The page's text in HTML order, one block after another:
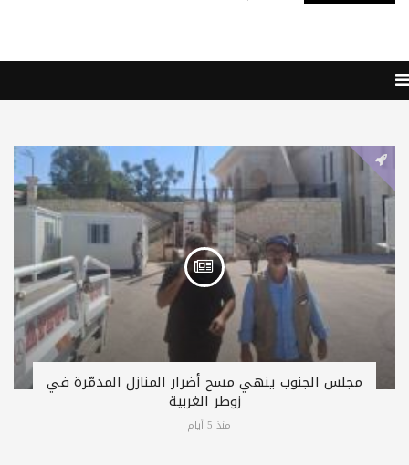
مجلس الجنوب ينهي مسح أضرار المنازل المدمّرة في
زوطر الغربية
منذ 5 أيام